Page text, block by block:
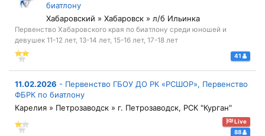
биатлону
Хабаровский » Хабаровск » л/б Ильинка
Первенство Хабаровского края по биатлону среди юношей и
девушек 11-12 лет, 13-14 лет, 15-16 лет, 17-18 лет
41
11.02.2026 - Первенство ГБОУ ДО РК «РСШОР», Первенство
ФБРК по биатлону
Карелия » Петрозаводск » г. Петрозаводск, РСК "Курган"
Live
88